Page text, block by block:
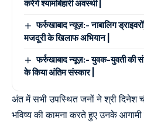
करेंगे श्यामबिहारी अवस्थी |
फर्रुखाबाद न्यूज़:- नाबालिग
मजदूरी के खिलाफ अभियान |
फर्रुखाबाद न्यूज़:- युवक-युवती की
के किया अंतिम संस्कार |
अंत में सभी उपस्थित जनों ने श्री
भविष्य की कामना करते हुए उनके आगामी